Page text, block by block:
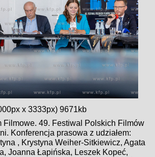
x 3333px) 9671kb
Filmowe. 49. Festiwal Polskich Filmów
Konferencja prasowa z udziałem:
, Krystyna Weiher-Sitkiewicz, Agata
Joanna Łapińska, Leszek Kopeć,